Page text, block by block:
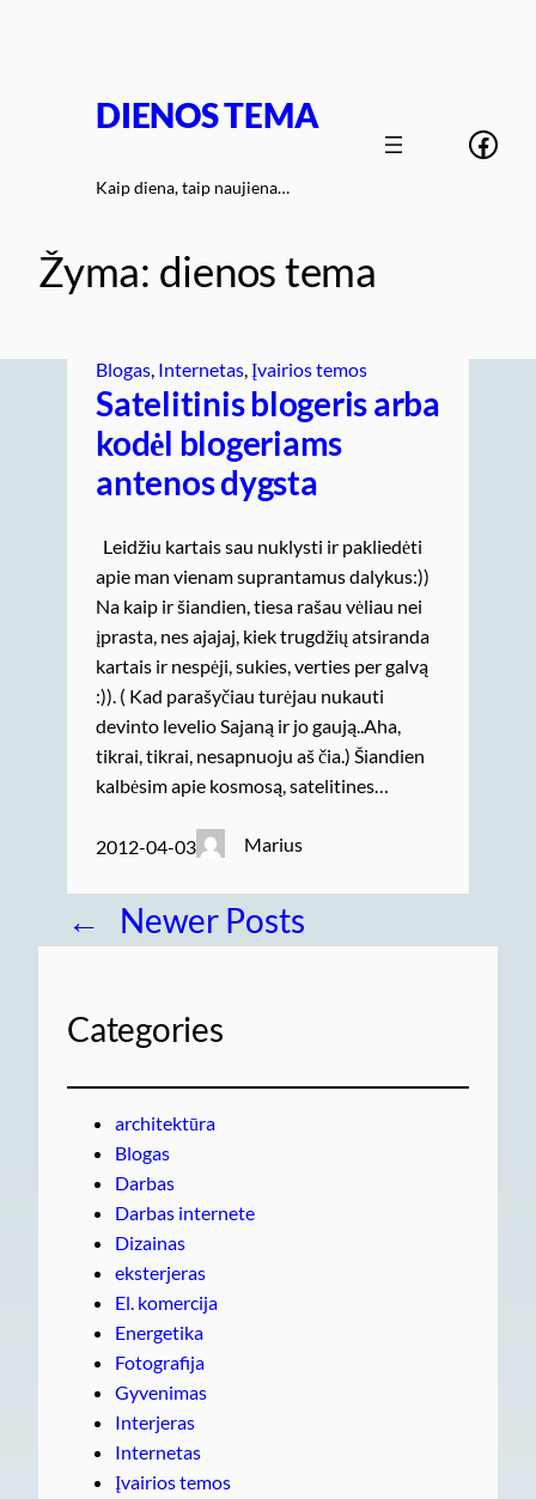
DIENOS TEMA
Kaip diena, taip naujiena…
Žyma: dienos tema
Blogas Internetas Įvairios temos
Satelitinis blogeris arba
kodėl blogeriams
antenos dygsta
Leidžiu kartais sau nuklysti ir pakliedėti
apie man vienam suprantamus dalykus:))
Na kaip ir šiandien, tiesa rašau vėliau nei
įprasta, nes ajajaj, kiek trugdžių atsiranda
kartais ir nespėji, sukies, verties per galvą
:)). ( Kad parašyčiau turėjau nukauti
devinto levelio Sajaną ir jo gaują..Aha,
tikrai, tikrai, nesapnuoju aš čia.) Šiandien
kalbėsim apie kosmosą, satelitines…
2012-04-03 Marius
← Newer Posts
Categories
architektūra
Blogas
Darbas
Darbas internete
Dizainas
eksterjeras
El. komercija
Energetika
Fotografija
Gyvenimas
Interjeras
Internetas
Įvairios temos